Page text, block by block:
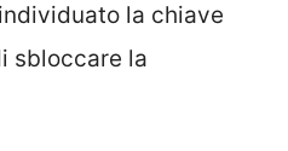
la chiave
sbloccare la